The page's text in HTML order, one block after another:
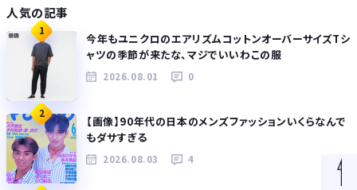
人気の記事
1
今年もユニクロのエアリズムコットンオーバーサイズTシ
ャツの季節が来たな、マジでいいわこの服
2026.08.01 0
2
【画像】90年代の日本のメンズファッションいくらなんで
もダサすぎる
2026.08.03 4